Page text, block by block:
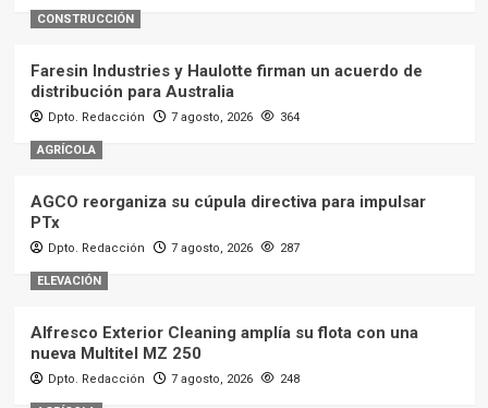
CONSTRUCCIÓN
Faresin Industries y Haulotte firman un acuerdo de
distribución para Australia
Dpto. Redacción 7 agosto, 2026 364
AGRÍCOLA
AGCO reorganiza su cúpula directiva para impulsar
PTx
Dpto. Redacción 7 agosto, 2026 287
ELEVACIÓN
Alfresco Exterior Cleaning amplía su flota con una
nueva Multitel MZ 250
Dpto. Redacción 7 agosto, 2026 248